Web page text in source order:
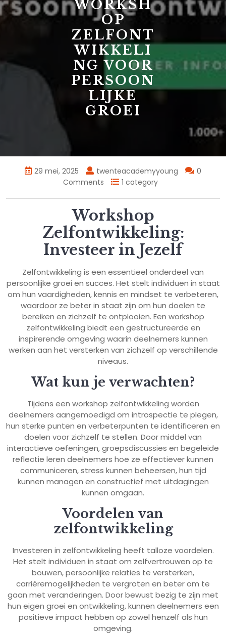
WORKSH
OP
ZELFONT
WIKKELI
NG VOOR
PERSOON
LIJKE
GROEI
29 mei, 2025 twenteacademyyoung
0
Comments
1 category
Workshop
Zelfontwikkeling:
Investeer in Jezelf
Zelfontwikkeling is een essentieel onderdeel van
persoonlijke groei en succes. Het stelt individuen in staat
om hun vaardigheden, kennis en mindset te verbeteren,
waardoor ze beter in staat zijn om hun doelen te
bereiken en zichzelf te ontplooien. Een workshop
zelfontwikkeling biedt een gestructureerde en
inspirerende omgeving waarin deelnemers kunnen
werken aan het versterken van zichzelf op verschillende
niveaus.
Wat kun je verwachten?
Tijdens een workshop zelfontwikkeling worden
deelnemers aangemoedigd om introspectie te plegen,
hun sterke punten en verbeterpunten te identificeren en
doelen voor zichzelf te stellen. Door middel van
interactieve oefeningen, groepsdiscussies en begeleide
reflectie leren deelnemers hoe ze effectiever kunnen
communiceren, stress kunnen beheersen, hun tijd
kunnen managen en constructief met uitdagingen
kunnen omgaan.
Voordelen van
zelfontwikkeling
Investeren in zelfontwikkeling heeft talloze voordelen.
Het stelt individuen in staat om zelfvertrouwen op te
bouwen, persoonlijke relaties te versterken,
carrièremogelijkheden te vergroten en beter om te
gaan met veranderingen. Door bewust bezig te zijn met
hun eigen groei en ontwikkeling, kunnen deelnemers een
positieve impact hebben op zowel henzelf als hun
omgeving.